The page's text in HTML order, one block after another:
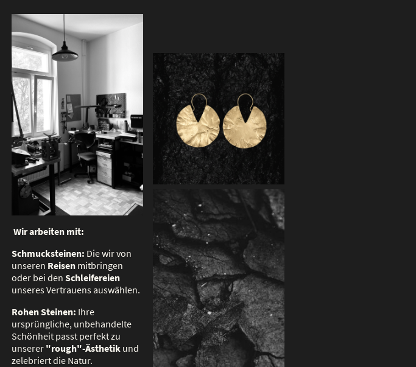
Wir arbeiten mit:
Schmucksteinen: Die wir von
unseren Reisen mitbringen
oder bei den Schleifereien
unseres Vertrauens auswählen.
Rohen Steinen: Ihre
ursprüngliche, unbehandelte
Schönheit passt perfekt zu
unserer "rough"-Ästhetik und
zelebriert die Natur.